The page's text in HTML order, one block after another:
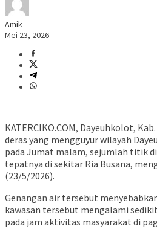
Amik
Mei 23, 2026
KATERCIKO.COM, Dayeuhkolot,
deras yang mengguyur wilayah
pada Jumat malam, sejumlah titik
tepatnya di sekitar Ria Busana,
(23/5/2026).
Genangan air tersebut
kawasan tersebut mengalami
pada jam aktivitas masyarakat di